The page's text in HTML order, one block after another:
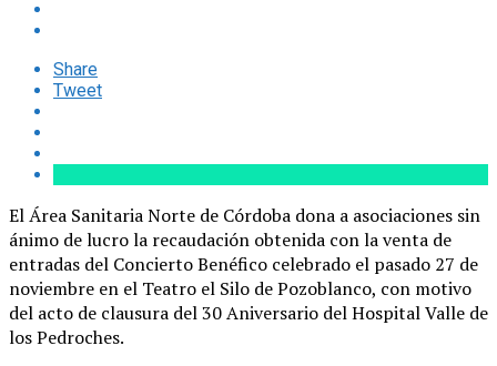
Share
Tweet
El Área Sanitaria Norte de Córdoba dona a asociaciones sin
ánimo de lucro la recaudación obtenida con la venta de
entradas del Concierto Benéfico celebrado el pasado 27 de
noviembre en el Teatro el Silo de Pozoblanco, con motivo
del acto de clausura del 30 Aniversario del Hospital Valle de
los Pedroches.